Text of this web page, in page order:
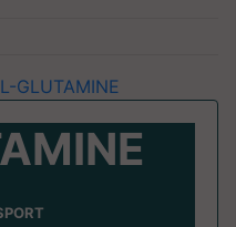
L-GLUTAMINE